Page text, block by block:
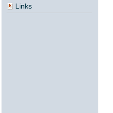
Links